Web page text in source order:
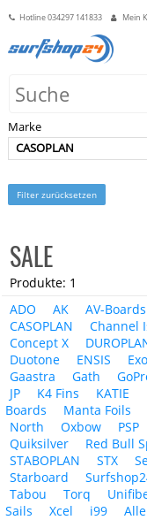
Hotline034297 141833 Mein
Marke
CASOPLAN
Filter zurücksetzen
SALE
Produkte: 1
ADO
AK AV-Boards
CASOPLAN
Channel
Concept X
Duotone
ENSIS
Gaastra
Gath
JP
K4 Fins KATIE
Boards
Manta Foils
North
Oxbow PSP
Quiksilver
Red Bull
STABOPLAN
STX
Starboard
Tabou
Torq
Sails
Xcel i99